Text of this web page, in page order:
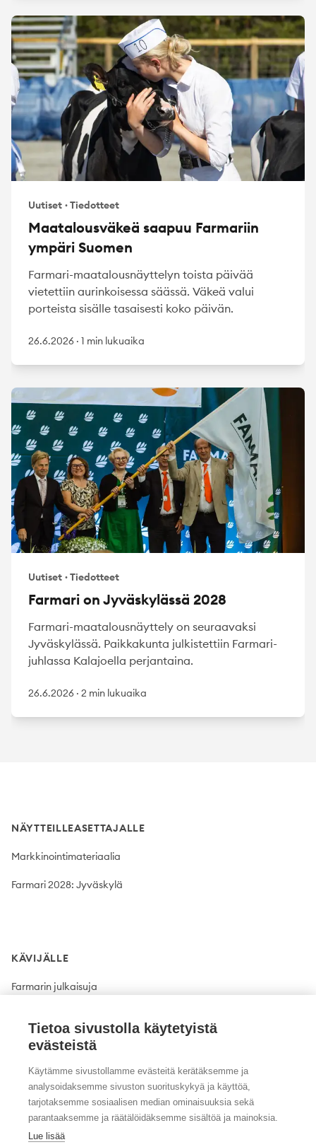
Uutiset ·Tiedotteet
Maatalousväkeä saapuu Farmariin
ympäri Suomen
Farmari-maatalousnäyttelyn toista päivää
vietettiin aurinkoisessa säässä. Väkeä valui
porteista sisälle tasaisesti koko päivän.
26.6.2026 · 1 min lukuaika
Uutiset ·Tiedotteet
Farmari on Jyväskylässä 2028
Farmari-maatalousnäyttely on seuraavaksi
Jyväskylässä. Paikkakunta julkistettiin Farmari-
juhlassa Kalajoella perjantaina.
26.6.2026 · 2 min lukuaika
NÄYTTEILLEASETTAJALLE
Markkinointimateriaalia
Farmari 2028: Jyväskylä
KÄVIJÄLLE
Farmarin julkaisuja
Tietoa sivustolla käytetyistä
evästeistä
Käytämme sivustollamme evästeitä kerätäksemme ja
analysoidaksemme sivuston suorituskykyä ja käyttöä,
tarjotaksemme sosiaalisen median ominaisuuksia sekä
parantaaksemme ja räätälöidäksemme sisältöä ja mainoksia.
Lue lisää